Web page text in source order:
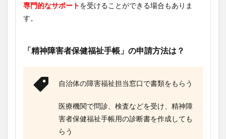
専門的なサポートを受けることができる場合もありま
す。
「精神障害者保健福祉手帳」の申請方法は？
自治体の障害福祉担当窓口で書類をもらう
医療機関で問診、検査などを受け、精神障
害者保健福祉手帳用の診断書を作成しても
らう